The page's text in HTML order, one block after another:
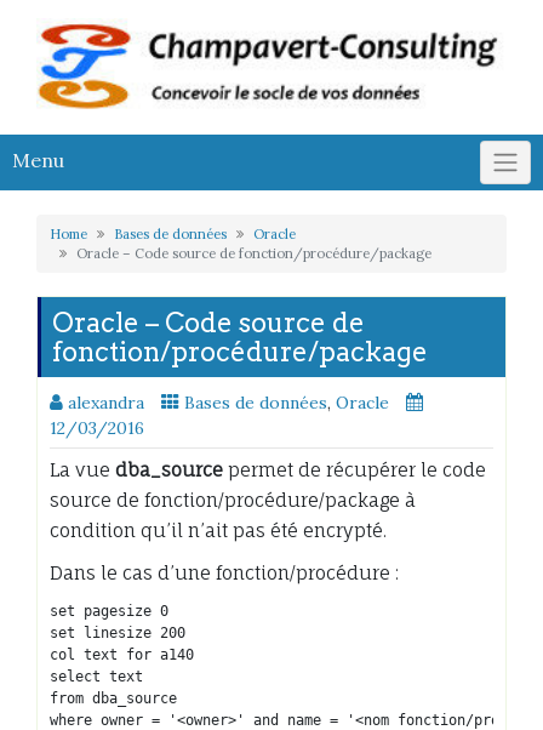
content
Menu
Home Bases de données
Oracle
Oracle – Code source de fonction/procédure/package
Oracle – Code source de
fonction/procédure/package
alexandra Bases de données, Oracle
12/03/2016
La vue dba_source permet de récupérer le code
source de fonction/procédure/package à
condition qu’il n’ait pas été encrypté.
Dans le cas d’une fonction/procédure :
set pagesize 0
set linesize 200
col text for a140
select text
from dba_source
where owner = '<owner>' and name = '<nom fonction/